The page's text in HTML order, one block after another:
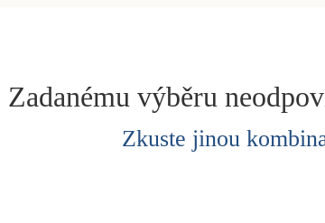
Zadanému výběru
Zkuste jinou